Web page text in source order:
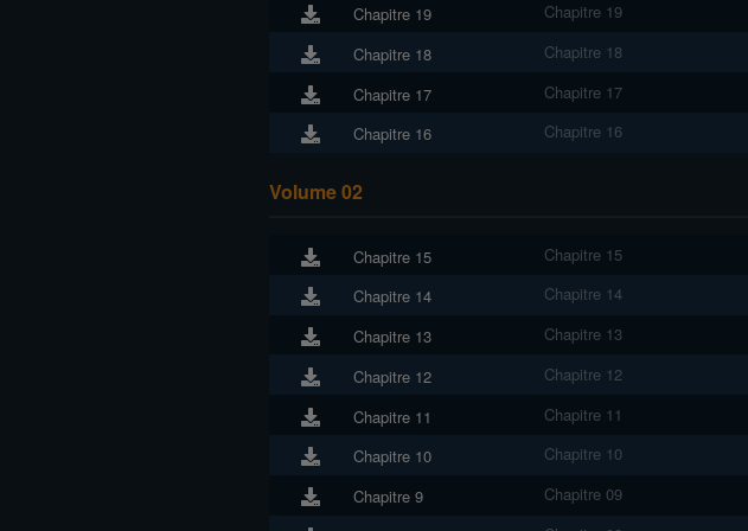
Chapitre 19 Chapitre 19
Chapitre 18 Chapitre 18
Chapitre 17 Chapitre 17
Chapitre 16 Chapitre 16
Volume 02
Chapitre 15 Chapitre 15
Chapitre 14 Chapitre 14
Chapitre 13 Chapitre 13
Chapitre 12 Chapitre 12
Chapitre 11 Chapitre 11
Chapitre 10 Chapitre 10
Chapitre 9 Chapitre 09